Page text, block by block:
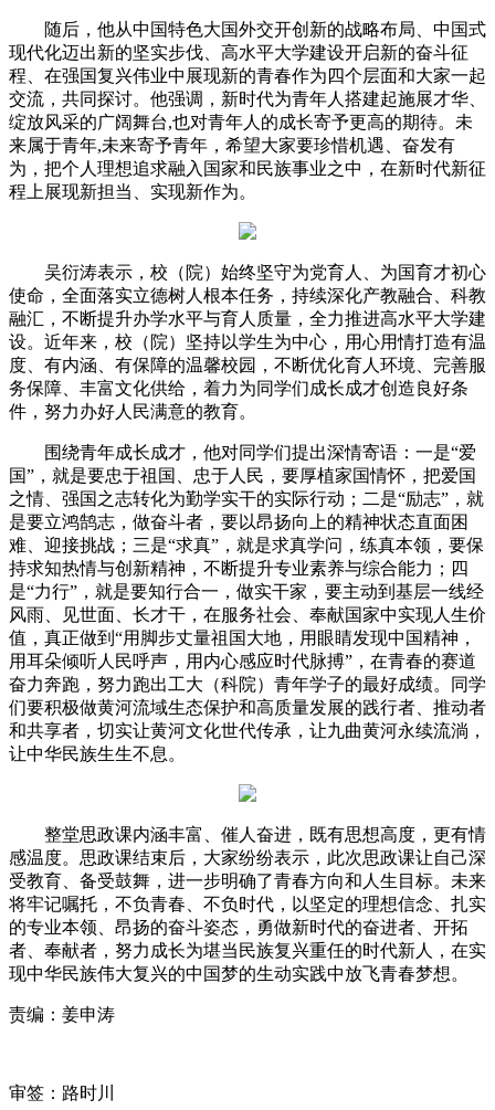
随后，他从中国特色大国外交开创新的战略布局、 中国式
现代化迈出新的坚实步伐、高水平大学建设开启新的奋斗征
程、在强国复兴伟业中展现新的青春作为四个层面和大家一起
交流，共同探讨。他强调，新时代为青年人搭建起施展才华、
绽放风采的广阔舞台,也对青年人的成长寄予更高的期待。未
来属于青年,未来寄予青年，希望大家要珍惜机遇、奋发有
为，把个人理想追求融入国家和民族事业之中，在新时代新征
程上展现新担当、实现新作为。
吴衍涛表示，校（院）始终坚守为党育人、为国育才初心
使命，全面落实立德树人根本任务，持续深化产教融合、科教
融汇，不断提升办学水平与育人质量，全力推进高水平大学建
设。近年来，校（院）坚持以学生为中心，用心用情打造有温
度、有内涵、有保障的温馨校园，不断优化育人环境、完善服
务保障、丰富文化供给，着力为同学们成长成才创造良好条
件，努力办好人民满意的教育。
围绕青年成长成才，他对同学们提出深情寄语：一是“爱
国”，就是要忠于祖国、忠于人民，要厚植家国情怀，把爱国
之情、强国之志转化为勤学实干的实际行动；二是“励志”，就
是要立鸿鹄志，做奋斗者，要以昂扬向上的精神状态直面困
难、迎接挑战；三是“求真”，就是求真学问，练真本领，要保
持求知热情与创新精神 ，不断提升专业素养与综合能力；四
是“力行”，就是要知行合一，做实干家，要主动到基层一线经
风雨、见世面、长才干，在服务社会、奉献国家中实现人生价
值，真正做到“用脚步丈量祖国大地，用眼睛发现中国精神 ，
用耳朵倾听人民呼声，用内心感应时代脉搏”，在青春的赛道
奋力奔跑，努力跑出工大（科院）青年学子的最好成绩。同学
们要积极做黄河流域生态保护和高质量发展的践行者、推动者
和共享者，切实让黄河文化世代传承，让九曲黄河永续流淌，
让中华民族生生不息。
整堂思政课内涵丰富、催人奋进，既有思想高度，更有情
感温度。思政课结束后，大家纷纷表示，此次思政课让自己深
受教育、备受鼓舞，进一步明确了青春方向和人生目标。未来
将牢记嘱托，不负青春、不负时代，以坚定的理想信念、扎实
的专业本领、昂扬的奋斗姿态，勇做新时代的奋进者、开拓
者、奉献者，努力成长为堪当民族复兴重任的时代新人，在实
现中华民族伟大复兴的中国梦的生动实践中放飞青春梦想。
责编：姜申涛
审签：路时川